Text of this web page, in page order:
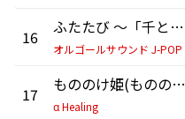
16 ふたたび ～「千と千尋の神隠し」より～ -リラックスサウンド- (オルゴール)
オルゴールサウンド J-POP
17 もののけ姫(もののけ姫より)
α Healing